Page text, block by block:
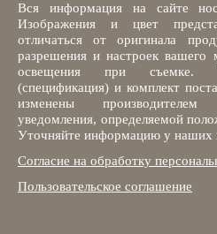
Вся информация на сайте
Изображения и цвет
отличаться от оригинала
разрешения и настроек вашего
освещения при съемке.
(спецификация) и комплект
изменены производителем
уведомления, определяемой
Уточняйте информацию у наших
Согласие на обработку
Пользовательское соглашение